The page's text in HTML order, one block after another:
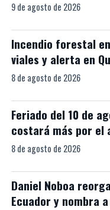
9 de agosto de 2026
Incendio forestal
viales y alerta en
8 de agosto de 2026
Feriado del 10 de
costará más por el
8 de agosto de 2026
Daniel Noboa
Ecuador y nombra